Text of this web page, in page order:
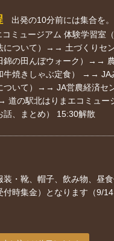
出発の10分前には集合を。
コミュージアム 体験学習室
について）→→ 土づくりセ
錦の田んぼウォーク）→→
焼きしゃぶ定食） →→ JA
ついて）→→ JA営農経済セ
の駅北はりまエコミュー
話、まとめ） 15:30解散
・靴、帽子、飲み物、昼
時集金）となります（9/